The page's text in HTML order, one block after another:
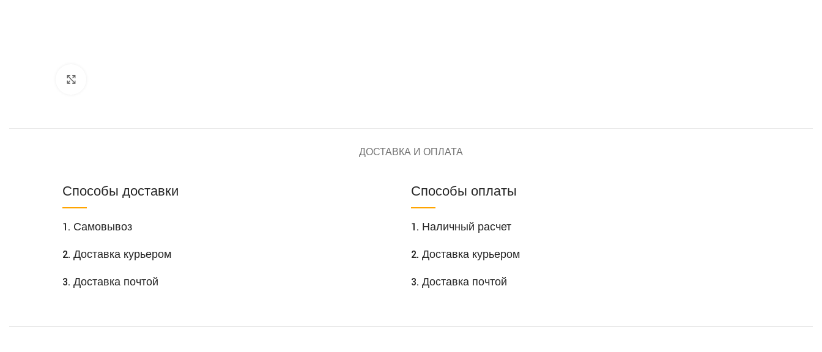
ДОСТАВКА И ОПЛАТА
Способы доставки
1. Самовывоз
2. Доставка курьером
3. Доставка почтой
Способы оплаты
1. Наличный расчет
2. Доставка курьером
3. Доставка почтой